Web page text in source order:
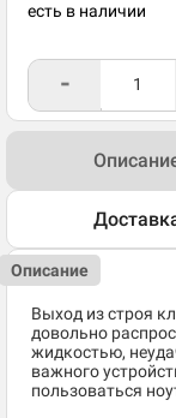
есть в наличии
-
Описание
Выход из строя
довольно
жидкостью,
важного
пользоваться